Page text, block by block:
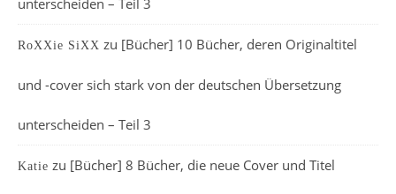
RoXXie SiXX zu [Bücher] 10 Bücher, deren Originaltitel
und -cover sich stark von der deutschen Übersetzung
unterscheiden – Teil 3
Katie zu [Bücher] 8 Bücher, die neue Cover und Titel